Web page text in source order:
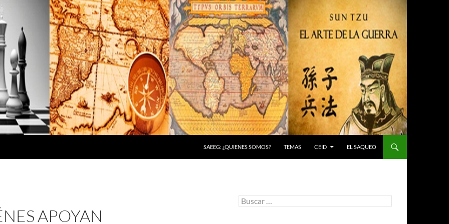
SAEEG: ¿QUIENES SOMOS? TEMAS CEID EL SAQUEO
APOYAN
Buscar: